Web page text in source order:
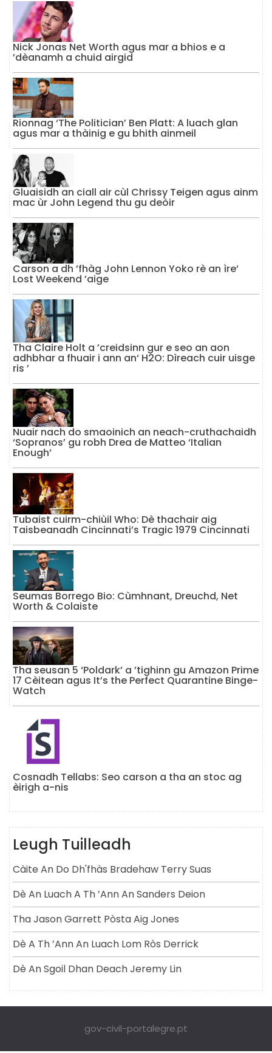
Nick Jonas Net Worth agus mar a bhios e a
’dèanamh a chuid airgid
Rionnag ‘The Politician’ Ben Platt: A luach glan
agus mar a thàinig e gu bhith ainmeil
Gluaisidh an ciall air cùl Chrissy Teigen agus ainm
mac ùr John Legend thu gu deòir
Carson a dh ’fhàg John Lennon Yoko rè an ìre‘
Lost Weekend ’aige
Tha Claire Holt a ’creidsinn gur e seo an aon
adhbhar a fhuair i ann an‘ H2O: Dìreach cuir uisge
ris ’
Nuair nach do smaoinich an neach-cruthachaidh
‘Sopranos’ gu robh Drea de Matteo ‘Italian
Enough’
Tubaist cuirm-chiùil Who: Dè thachair aig
Taisbeanadh Cincinnati’s Tragic 1979 Cincinnati
Seumas Borrego Bio: Cùmhnant, Dreuchd, Net
Worth & Colaiste
Tha seusan 5 ‘Poldark’ a ’tighinn gu Amazon Prime
17 Cèitean agus It’s the Perfect Quarantine Binge-
Watch
Cosnadh Tellabs: Seo carson a tha an stoc ag
èirigh a-nis
Leugh Tuilleadh
Càite An Do Dh'fhàs Bradehaw Terry Suas
Dè An Luach A Th ’ann An Sanders Deion
Tha Jason Garrett Pòsta Aig Jones
Dè A Th ’ann An Luach Lom Ròs Derrick
Dè An Sgoil Dhan Deach Jeremy Lin
gov-civil-portalegre.pt